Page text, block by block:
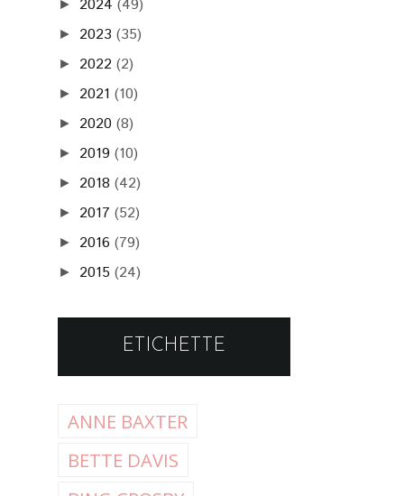
► 2024 (49)
► 2023 (35)
► 2022 (2)
► 2021 (10)
► 2020 (8)
► 2019 (10)
► 2018 (42)
► 2017 (52)
► 2016 (79)
► 2015 (24)
ETICHETTE
ANNE BAXTER
BETTE DAVIS